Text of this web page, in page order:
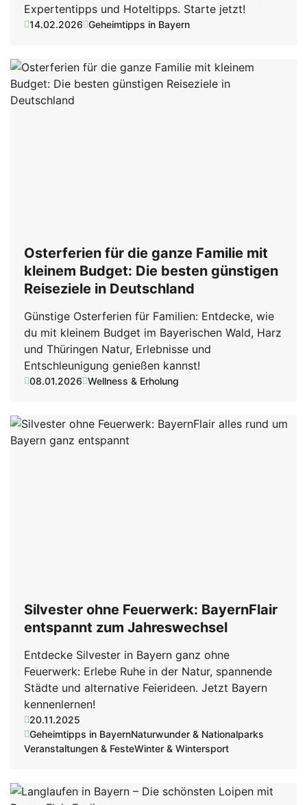
Expertentipps und Hoteltipps. Starte jetzt!
14.02.2026 Geheimtipps in Bayern
Osterferien für die ganze Familie mit
kleinem Budget: Die besten günstigen
Reiseziele in Deutschland
Günstige Osterferien für Familien: Entdecke, wie
du mit kleinem Budget im Bayerischen Wald, Harz
und Thüringen Natur, Erlebnisse und
Entschleunigung genießen kannst!
08.01.2026 Wellness & Erholung
Silvester ohne Feuerwerk: BayernFlair
entspannt zum Jahreswechsel
Entdecke Silvester in Bayern ganz ohne
Feuerwerk: Erlebe Ruhe in der Natur, spannende
Städte und alternative Feierideen. Jetzt Bayern
kennenlernen!
20.11.2025
Geheimtipps in BayernNaturwunder & Nationalparks
Veranstaltungen & FesteWinter & Wintersport